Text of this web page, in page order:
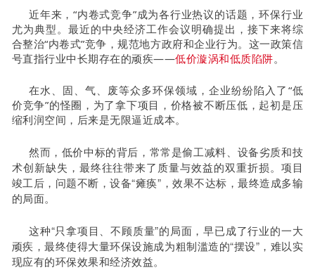
近年来，“内卷式竞争”成为各行业热议的话题，环保行业
尤为典型。最近的中央经济工作会议明确提出，接下来将综
合整治“内卷式”竞争，规范地方政府和企业行为。这一政策信
号直指行业中长期存在的顽疾——低价漩涡和低质陷阱。
在水、固、气、废等众多环保领域，企业纷纷陷入了“低
价竞争”的怪圈，为了拿下项目，价格被不断压低，起初是压
缩利润空间，后来是无限逼近成本。
然而，低价中标的背后，常常是偷工减料、设备劣质和技
术创新缺失，最终往往带来了质量与效益的双重折损。项目
竣工后，问题不断，设备“瘫痪”，效果不达标，最终造成多输
的局面。
这种“只拿项目、不顾质量”的局面，早已成了行业的一大
顽疾，最终使得大量环保设施成为粗制滥造的“摆设”，难以实
现应有的环保效果和经济效益。